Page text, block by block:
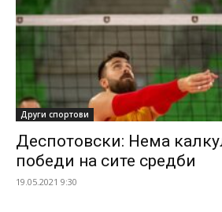
Други спортови
Деспотовски: Нема
победи на сите средби
19.05.2021 9:30